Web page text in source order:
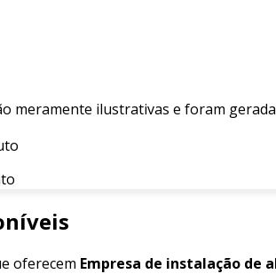
meramente ilustrativas e foram
oferecem Empresa de instalação de